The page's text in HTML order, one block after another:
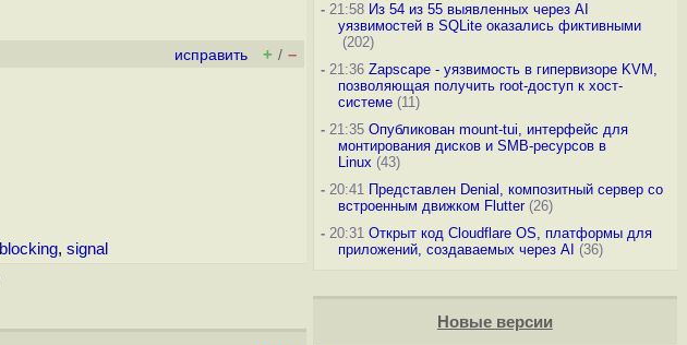
исправить + / –
blocking, signal
-21:58 Из 54 из 55 выявленных через AI
уязвимостей в SQLite оказались фиктивными
(202)
-21:36 Zapscape - уязвимость в гипервизоре KVM,
позволяющая получить root-доступ к хост-
системе(11)
-21:35 Опубликован mount-tui, интерфейс для
монтирования дисков и SMB-ресурсов в
Linux (43)
-20:41 Представлен Denial, композитный сервер со
встроенным движком Flutter(26)
-20:31 Открыт код Cloudflare OS, платформы для
приложений, создаваемых через AI (36)
Новые версии